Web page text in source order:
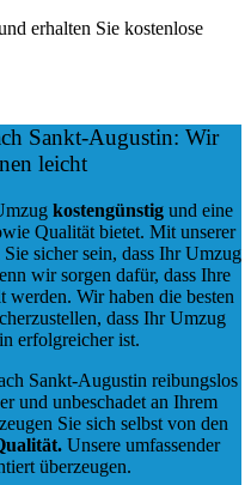
erhalten Sie kostenlose
Sankt-Augustin: Wir
leicht
kostengünstigund eine
Qualität bietet. Mit unserer
sicher sein, dass Ihr Umzug
wir sorgen dafür, dass Ihre
Wir haben die besten
dass Ihr Umzug
erfolgreicher ist.
Sankt-Augustin reibungslos
und unbeschadet an Ihrem
Sie sich selbst von den
.Unsere umfassender
überzeugen.